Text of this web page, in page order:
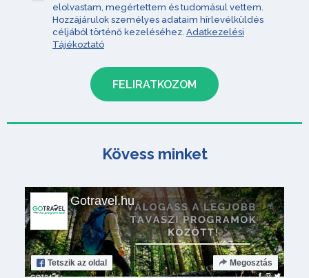
elolvastam, megértettem és tudomásul vettem.
Hozzájárulok személyes adataim hírlevélküldés
céljából történő kezeléséhez. Adatkezelési
Tájékoztató
Kövess minket
Gotravel.hu
Tetszik az oldal Megosztás